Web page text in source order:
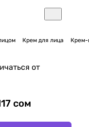
Крем для лица Крем-
от
сом